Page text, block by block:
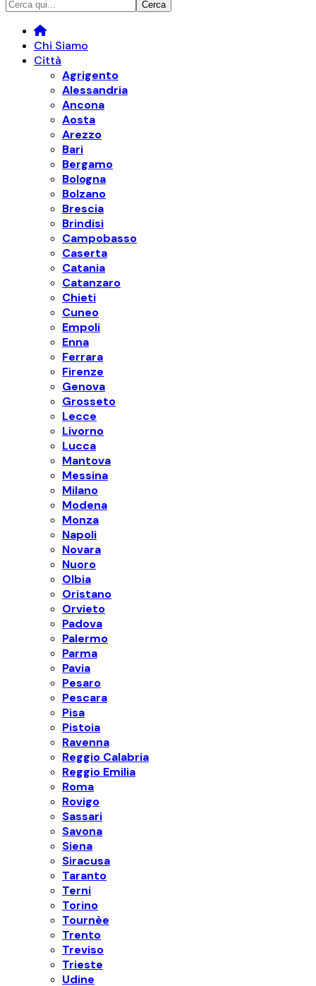
Chi Siamo
Città
Agrigento
Alessandria
Ancona
Aosta
Arezzo
Bari
Bergamo
Bologna
Bolzano
Brescia
Brindisi
Campobasso
Caserta
Catania
Catanzaro
Chieti
Cuneo
Empoli
Enna
Ferrara
Firenze
Genova
Grosseto
Lecce
Livorno
Lucca
Mantova
Messina
Milano
Modena
Monza
Napoli
Novara
Nuoro
Olbia
Oristano
Orvieto
Padova
Palermo
Parma
Pavia
Pesaro
Pescara
Pisa
Pistoia
Ravenna
Reggio Calabria
Reggio Emilia
Roma
Rovigo
Sassari
Savona
Siena
Siracusa
Taranto
Terni
Torino
Tournèe
Trento
Treviso
Trieste
Udine